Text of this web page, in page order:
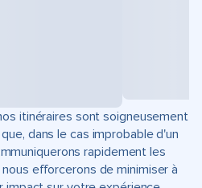
itinéraires sont soigneusement
dans le cas improbable d'un
rapidement les
efforcerons de minimiser à